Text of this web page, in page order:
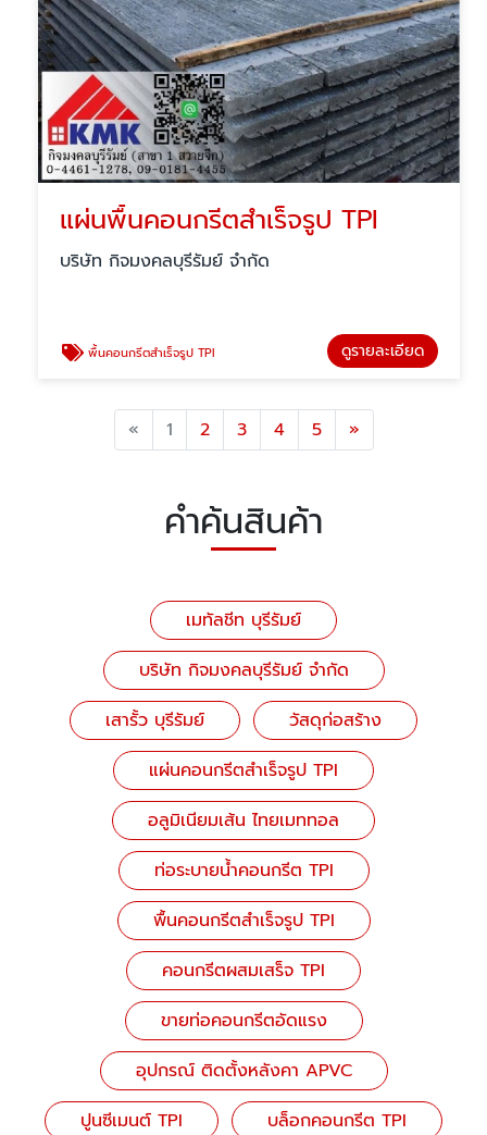
แผ่นพื้นคอนกรีตสำเร็จรูป TPI
บริษัท กิจมงคลบุรีรัมย์ จำกัด
พื้นคอนกรีตสำเร็จรูป TPI ดูรายละเอียด
«Previous
1 2 3 4 5 »Next
คำค้นสินค้า
เมทัลชีท บุรีรัมย์
บริษัท กิจมงคลบุรีรัมย์ จำกัด
เสารั้ว บุรีรัมย์
วัสดุก่อสร้าง
แผ่นคอนกรีตสำเร็จรูป TPI
อลูมิเนียมเส้น ไทยเมททอล
ท่อระบายน้ำคอนกรีต TPI
พื้นคอนกรีตสำเร็จรูป TPI
คอนกรีตผสมเสร็จ TPI
ขายท่อคอนกรีตอัดแรง
อุปกรณ์ ติดตั้งหลังคา APVC
ปูนซีเมนต์ TPI
บล็อกคอนกรีต TPI